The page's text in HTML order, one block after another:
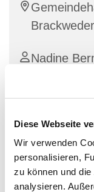
Diese Webseite
Wir verwenden
personalisieren,
zu können und
analysieren.
Nadine